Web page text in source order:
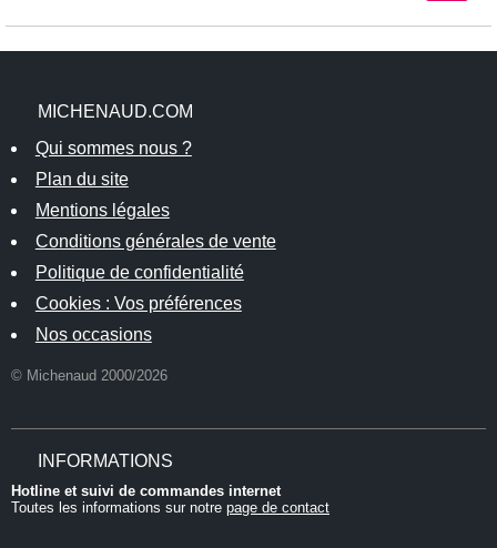
MICHENAUD.COM
Qui sommes nous ?
Plan du site
Mentions légales
Conditions générales de vente
Politique de confidentialité
Cookies : Vos préférences
Nos occasions
© Michenaud 2000/2026
INFORMATIONS
Hotline et suivi de commandes internet
Toutes les informations sur notre page de contact